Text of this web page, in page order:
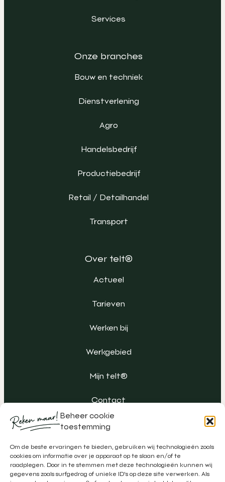
Beheer cookie
toestemming
Om de beste ervaringen te bieden, gebruiken wij technologieën zoals
cookies om informatie over je apparaat op te slaan en/of te
raadplegen. Door in te stemmen met deze technologieën kunnen wij
gegevens zoals surfgedrag of unieke ID's op deze site verwerken. Als
Services
Onze branches
Bouw en techniek
Dienstverlening
Agro
Handelsbedrijf
Productiebedrijf
Retail / Detailhandel
Transport
Over telt®
Actueel
Tarieven
Werken bij
Werkgebied
Mijn telt®
Contact